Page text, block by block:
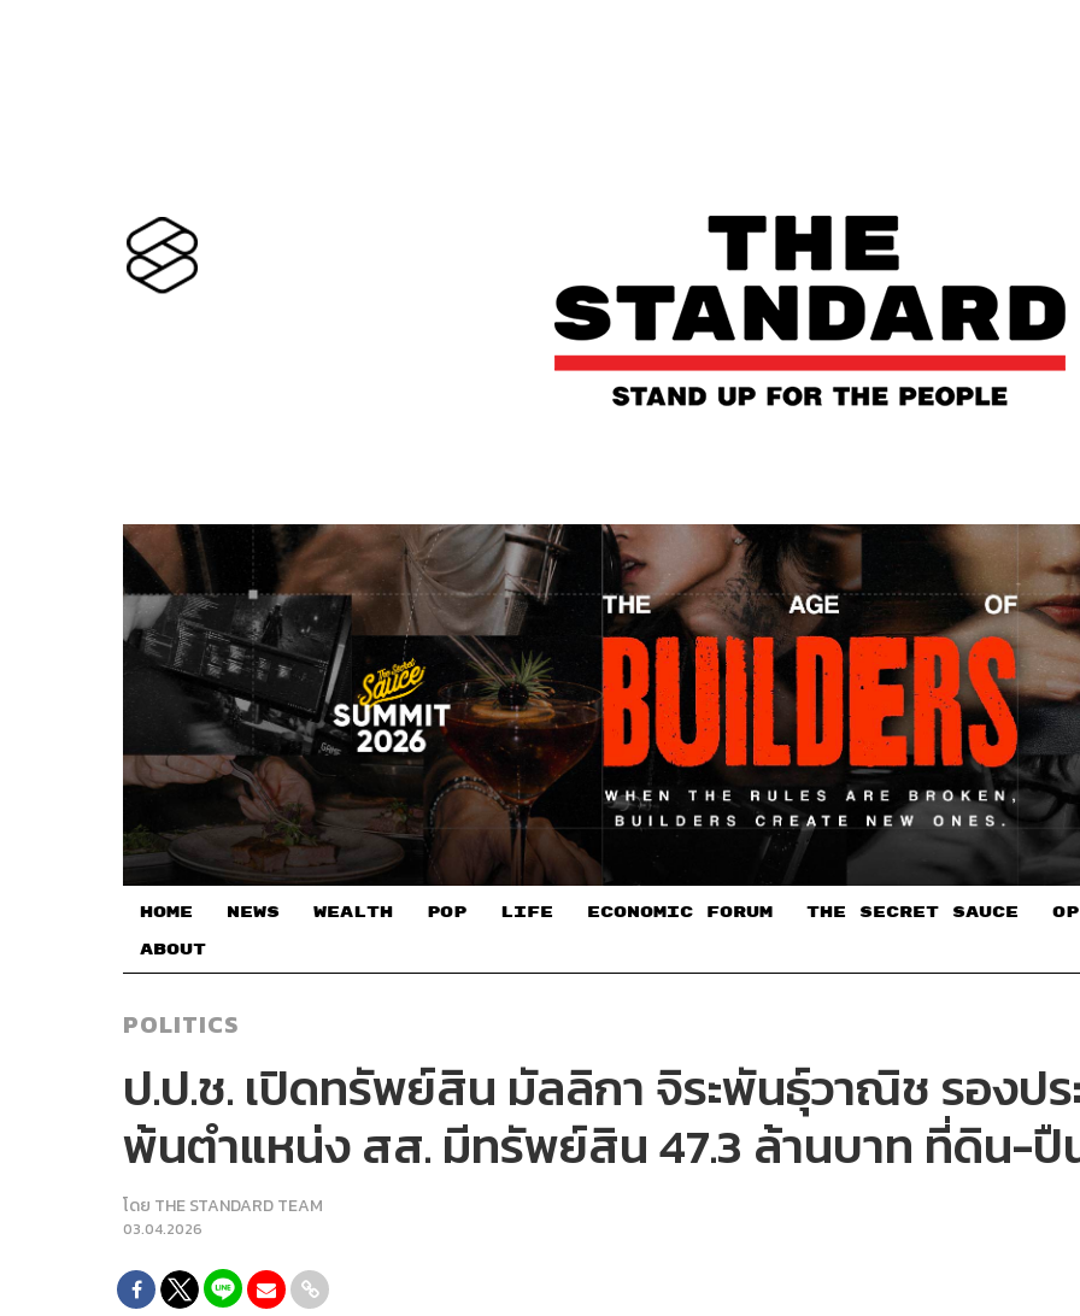
HOME NEWS WEALTH POP LIFE ECONOMIC FORUM THE SECRET SAUCE​
ABOUT
POLITICS
ป.ป.ช. เปิดทรัพย์สิน มัลลิกา จิระพันธุ์วาณิช รองป
พ้นตำแหน่ง สส. มีทรัพย์สิน 47.3 ล้านบาท ที่ดิน-ปื
โดย THE STANDARD TEAM
03.04.2026